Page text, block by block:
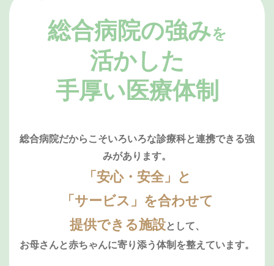
総合病院の強みを
活かした
手厚い医療体制
総合病院だからこそいろいろな診療科と連携できる強
みがあります。
「安心・安全」と
「サービス」を合わせて
提供できる施設として、
お母さんと赤ちゃんに寄り添う体制を整えています。